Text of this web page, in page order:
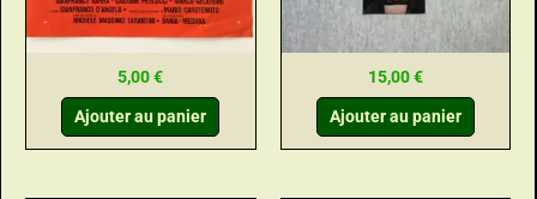
5,00€
Ajouter au panier
15,00€
Ajouter au panier